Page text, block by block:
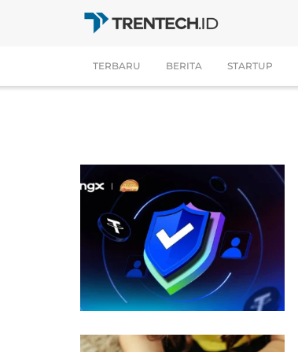
TERBARU BERITA STARTUP